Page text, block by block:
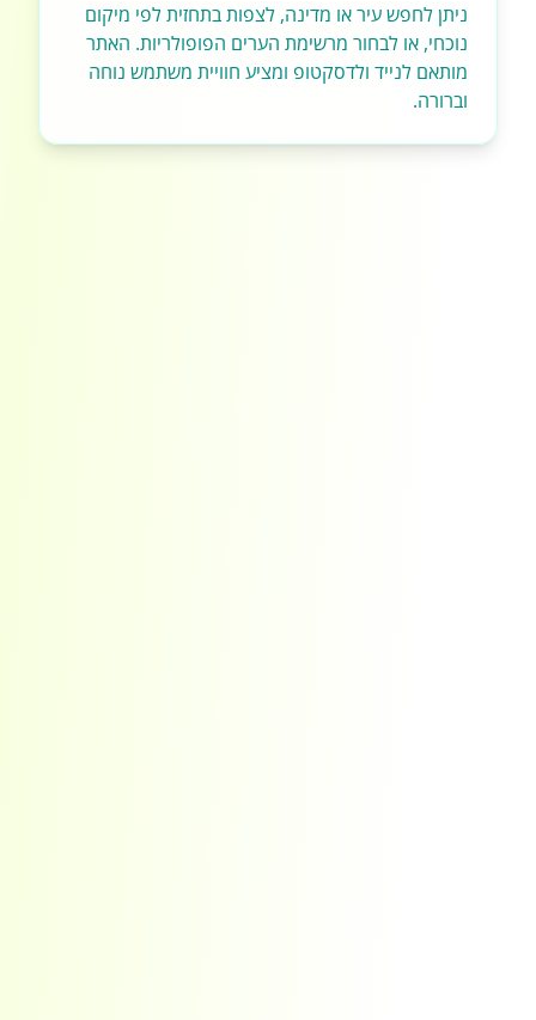
ניתן לחפש עיר או מדינה, לצפות בתחזית לפי מיקום
נוכחי, או לבחור מרשימת הערים הפופולריות. האתר
מותאם לנייד ולדסקטופ ומציע חוויית משתמש נוחה
וברורה.